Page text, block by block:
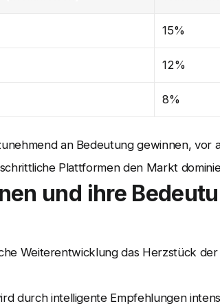
15%
12%
8%
an Bedeutung gewinnen, vor
Plattformen den Markt
und ihre
Weiterentwicklung das Herzstück der
durch intelligente Empfehlungen